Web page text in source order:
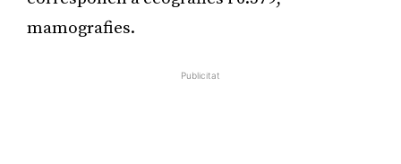
mamografies.
Publicitat